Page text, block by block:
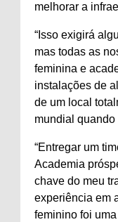
melhorar a
“Isso exigirá
mas todas as
feminina e
instalações de
de um local
mundial
“Entregar um
Academia
chave do meu
experiência em
feminino foi